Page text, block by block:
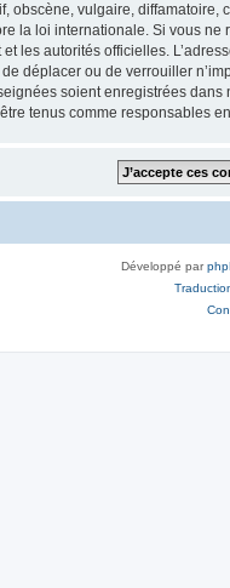
obscène, vulgaire,
la loi internationale. Si vous
les autorités officielles.
déplacer ou de verrouiller
soient enregistrées
tenus comme responsables
Développé par